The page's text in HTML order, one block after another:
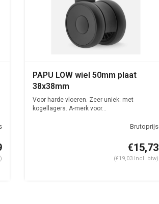
PAPU LOW wiel 50mm plaat
38x38mm
Voor harde vloeren. Zeer uniek: met
kogellagers. A-merk voor...
€15,73
(€19,03 Incl. btw)